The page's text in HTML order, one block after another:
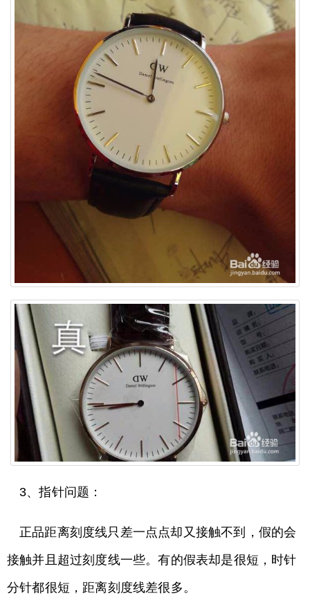
3、指针问题：
正品距离刻度线只差一点点却又接触不到，假的会
接触并且超过刻度线一些。有的假表却是很短，时针
分针都很短，距离刻度线差很多。